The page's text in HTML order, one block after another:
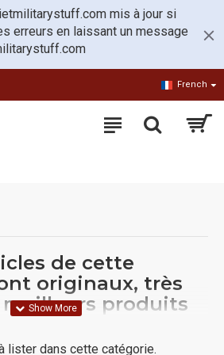
mis à jour si
erreurs en laissant un message
French
de cette
originaux, très
meilleurs produits
faits dans
lister dans cette catégorie.